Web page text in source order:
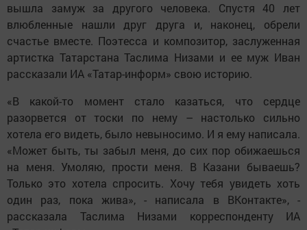
вышла замуж за другого человека. Спустя 40 лет
влюбленные нашли друг друга и, наконец, обрели
счастье вместе. Поэтесса и композитор, заслуженная
артистка Татарстана Таслима Низами и ее муж Иван
рассказали ИА «Татар-информ» свою историю.
«В какой-то момент стало казаться, что сердце
разорвется от тоски по нему – настолько сильно
хотела его видеть, было невыносимо. И я ему написала.
«Может быть, ты забыл меня, до сих пор обижаешься
на меня. Умоляю, прости меня. В Казани бываешь?
Только это хотела спросить. Хочу тебя увидеть хоть
один раз, пока жива», - написала в ВКонтакте», -
рассказала Таслима Низами корреспонденту ИА